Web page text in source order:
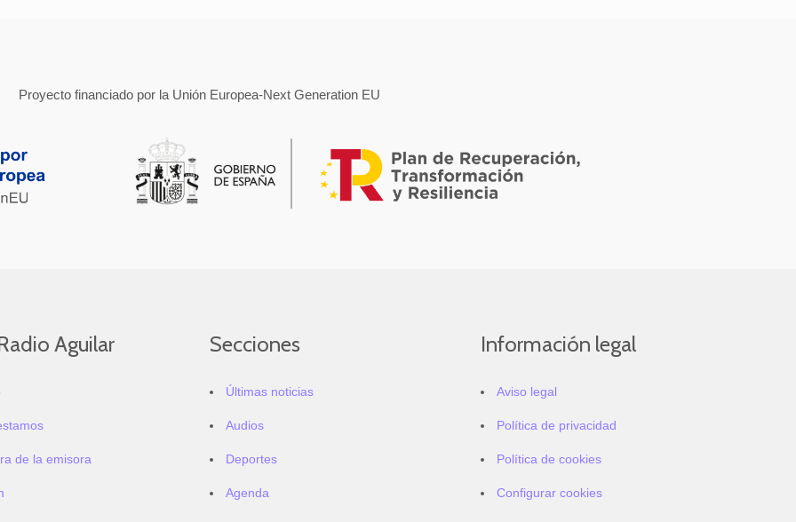
Proyecto financiado por la Unión Europea-Next Generation EU
Aguilar
de la emisora
Secciones
Últimas noticias
Audios
Deportes
Agenda
Información legal
Aviso legal
Política de privacidad
Política de cookies
Configurar cookies